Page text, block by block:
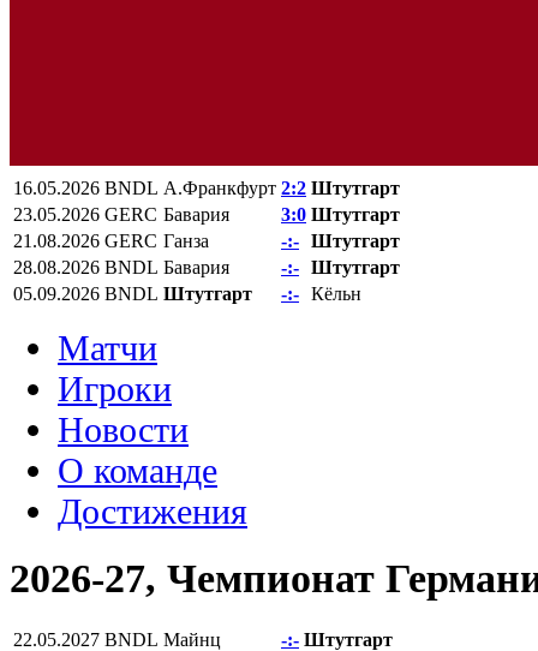
16.05.2026 BNDL А.Франкфурт 2:2 Штутгарт
23.05.2026 GERC Бавария 3:0 Штутгарт
21.08.2026 GERC Ганза -:- Штутгарт
28.08.2026 BNDL Бавария -:- Штутгарт
05.09.2026 BNDL Штутгарт -:- Кёльн
Матчи
Игроки
Новости
О команде
Достижения
2026-27, Чемпионат
22.05.2027 BNDL Майнц -:- Штутгарт